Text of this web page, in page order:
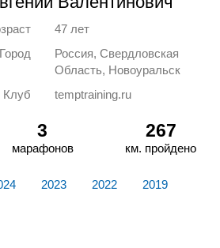
47 лет
Город
Россия, Свердловская
Область, Новоуральск
Клуб
temptraining.ru
3
марафонов
267
км. пройдено
2023 2022 2019